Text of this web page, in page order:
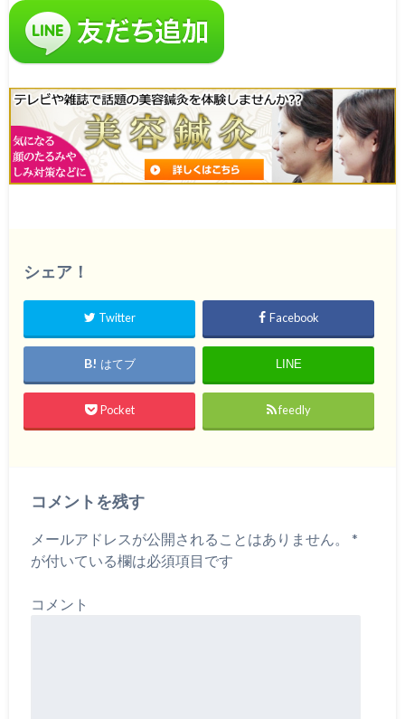
シェア！
Twitter Facebook
はてブ LINE
Pocket feedly
コメントを残す
メールアドレスが公開されることはありません。
*
が付いている欄は必須項目です
コメント